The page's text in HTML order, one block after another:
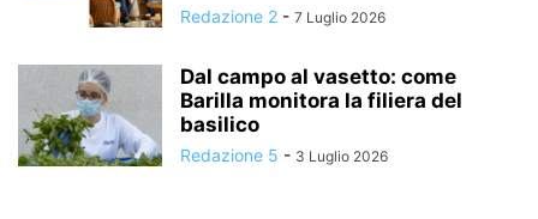
Redazione 2 - 7 Luglio 2026
Dal campo al vasetto: come
Barilla monitora la filiera del
basilico
Redazione 5 - 3 Luglio 2026